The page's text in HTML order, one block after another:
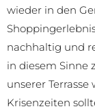
wieder in den
nachhaltig und
in diesem Sinne
unserer
Krisenzeiten